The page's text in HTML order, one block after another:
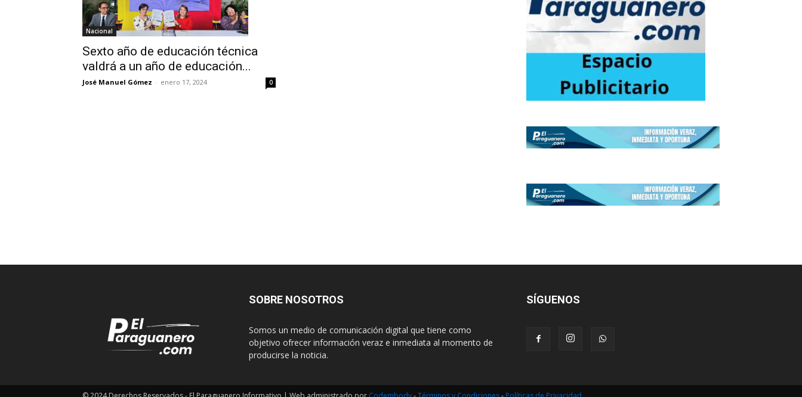
Nacional
Sexto año de educación técnica
valdrá a un año de educación...
José Manuel Gómez - enero 17, 2024 0
SOBRE NOSOTROS
Somos un medio de comunicación digital que tiene como
objetivo ofrecer información veraz e inmediata al momento de
producirse la noticia.
SÍGUENOS